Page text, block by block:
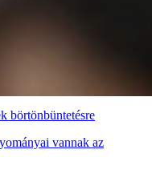
börtönbüntetésre
vannak az